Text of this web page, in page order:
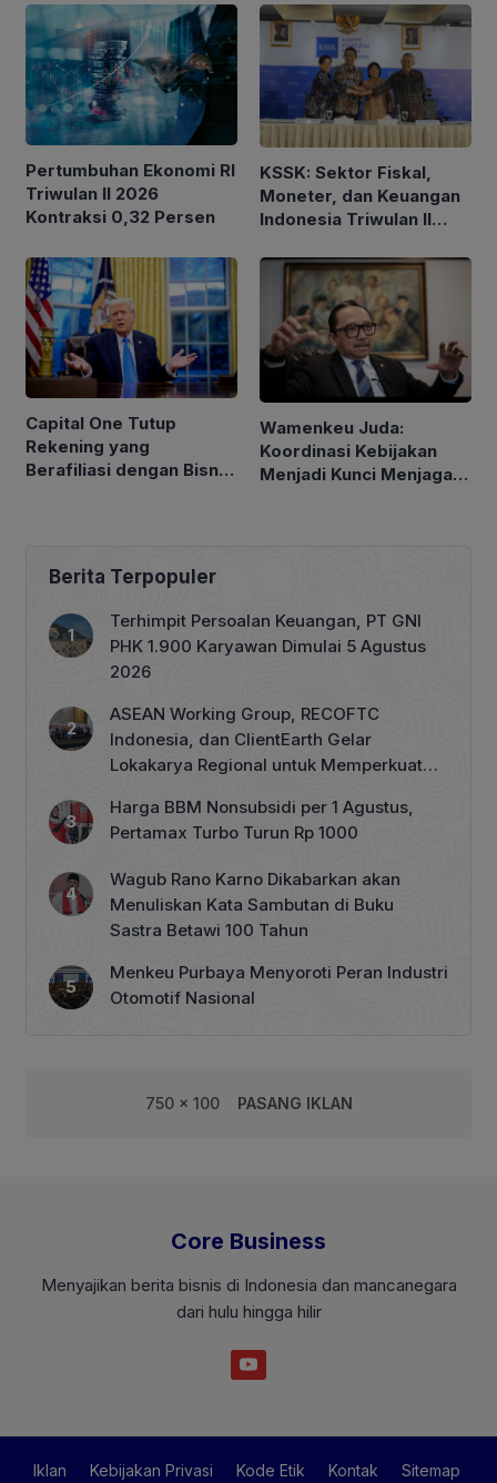
Pertumbuhan Ekonomi RI
Triwulan II 2026
Kontraksi 0,32 Persen
KSSK: Sektor Fiskal,
Moneter, dan Keuangan
Indonesia Triwulan II
Capital One Tutup
Rekening yang
Berafiliasi dengan Bisnis
Wamenkeu Juda:
Koordinasi Kebijakan
Menjadi Kunci Menjaga
Berita Terpopuler
Terhimpit Persoalan Keuangan, PT GNI
PHK 1.900 Karyawan Dimulai 5 Agustus
2026
ASEAN Working Group, RECOFTC
Indonesia, dan ClientEarth Gelar
Lokakarya Regional untuk Memperkuat
Harga BBM Nonsubsidi per 1 Agustus,
Pertamax Turbo Turun Rp 1000
Wagub Rano Karno Dikabarkan akan
Menuliskan Kata Sambutan di Buku
Sastra Betawi 100 Tahun
Menkeu Purbaya Menyoroti Peran Industri
Otomotif Nasional
750 x 100 PASANG IKLAN
Core Business
Menyajikan berita bisnis di Indonesia dan mancanegara
dari hulu hingga hilir
Iklan Kebijakan Privasi Kode Etik Kontak Sitemap